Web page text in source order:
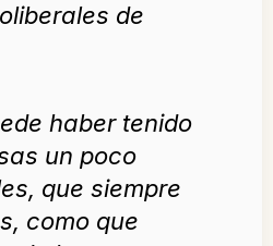
de
haber tenido
un poco
que siempre
como que